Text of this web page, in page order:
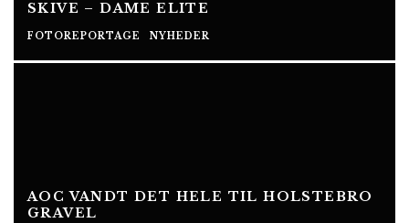
SKIVE – DAME ELITE
FOTOREPORTAGE NYHEDER
AOC VANDT DET HELE TIL HOLSTEBRO
GRAVEL